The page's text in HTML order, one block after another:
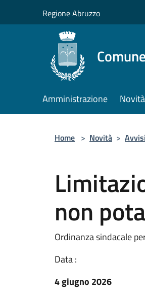
Regione Abruzzo
Amministrazione Novità
Home > Novità > Avvisi
non
Ordinanza sindacale
Data :
4 giugno 2026